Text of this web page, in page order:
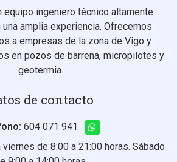
equipo ingeniero técnico altamente
amplia experiencia. Ofrecemos
a empresas de la zona de Vigo y
en pozos de barrena, micropilotes y
geotermia.
de contacto
604 071 941
viernes de 8:00 a 21:00 horas. Sábado